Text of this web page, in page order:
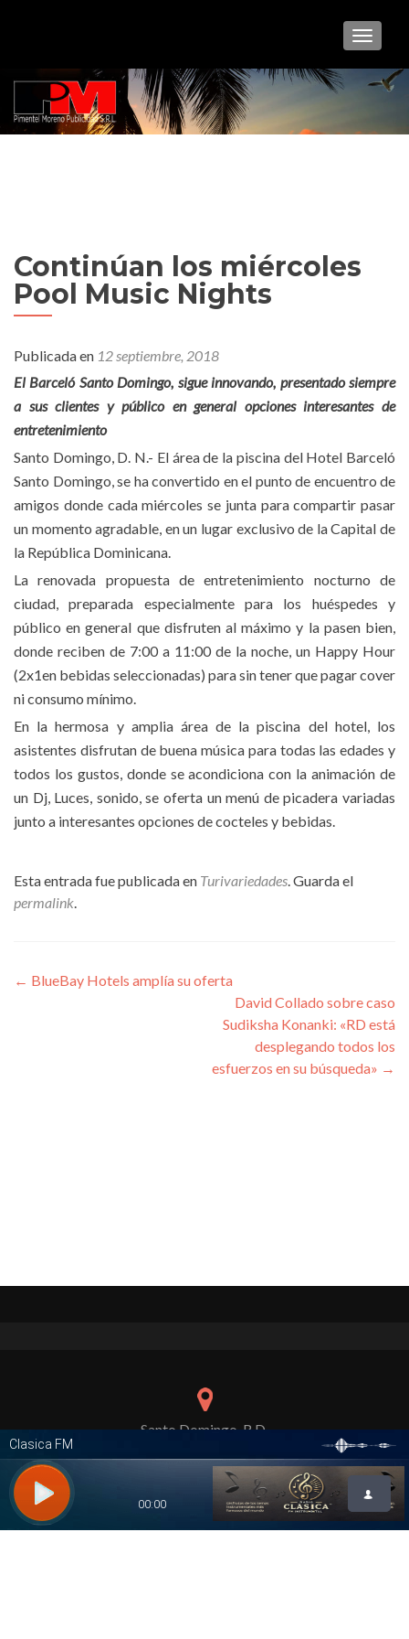
Continúan los miércoles
Pool Music Nights
Publicada en 12 septiembre, 2018
El Barceló Santo Domingo, sigue innovando, presentado siempre
a sus clientes y público en general opciones interesantes de
entretenimiento
Santo Domingo, D. N.- El área de la piscina del Hotel Barceló
Santo Domingo, se ha convertido en el punto de encuentro de
amigos donde cada miércoles se junta para compartir pasar
un momento agradable, en un lugar exclusivo de la Capital de
la República Dominicana.
La renovada propuesta de entretenimiento nocturno de
ciudad, preparada especialmente para los huéspedes y
público en general que disfruten al máximo y la pasen bien,
donde reciben de 7:00 a 11:00 de la noche, un Happy Hour
(2x1en bebidas seleccionadas) para sin tener que pagar cover
ni consumo mínimo.
En la hermosa y amplia área de la piscina del hotel, los
asistentes disfrutan de buena música para todas las edades y
todos los gustos, donde se acondiciona con la animación de
un Dj, Luces, sonido, se oferta un menú de picadera variadas
junto a interesantes opciones de cocteles y bebidas.
Esta entrada fue publicada en Turivariedades . Guarda el
permalink
Navegación
← BlueBay Hotels amplía su oferta
David Collado sobre caso
Sudiksha Konanki: «RD está
desplegando todos los
esfuerzos en su búsqueda» →
Santo Domingo, R.D.
pmpublicidad137@gmail.com